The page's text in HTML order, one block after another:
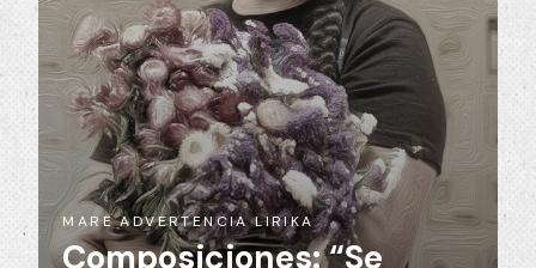
MARE ADVERTENCIA LIRIKA
Composiciones: “Se